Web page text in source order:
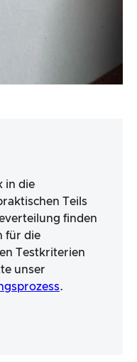
in die
Teils
finden
für die
Testkriterien
unser
.